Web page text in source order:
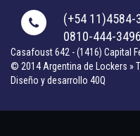
(+54 11)4584-
0810-444-3496
Casafoust 642 - (1416) Capital
© 2014 Argentina de Lockers »
Diseño y desarrollo 40Q